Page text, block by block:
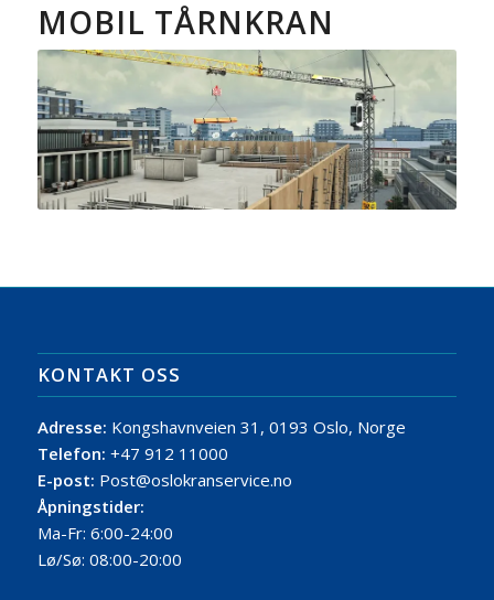
MOBIL TÅRNKRAN
KONTAKT OSS
Adresse: Kongshavnveien 31, 0193 Oslo, Norge
Telefon: +47 912 11000
E-post: Post@oslokranservice.no
Åpningstider:
Ma-Fr: 6:00-24:00
Lø/Sø: 08:00-20:00